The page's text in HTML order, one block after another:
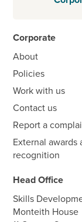
Corporate
About
Policies
Work with us
Contact us
Report a
External awards
recognition
Head Office
Skills
Monteith House